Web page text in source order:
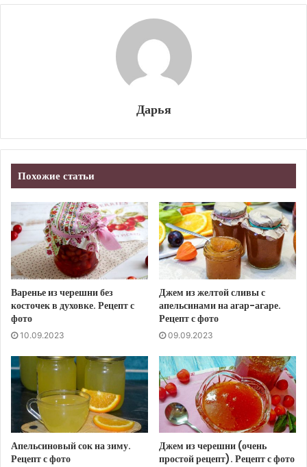
Дарья
Похожие статьи
Варенье из черешни без
косточек в духовке. Рецепт с
фото
10.09.2023
Джем из желтой сливы с
апельсинами на агар-агаре.
Рецепт с фото
09.09.2023
Апельсиновый сок на зиму.
Рецепт с фото
Джем из черешни (очень
простой рецепт). Рецепт с фото